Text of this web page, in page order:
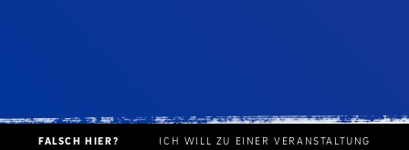
FALSCH HIER? ICH WILL ZU EINER VERANSTALTUNG